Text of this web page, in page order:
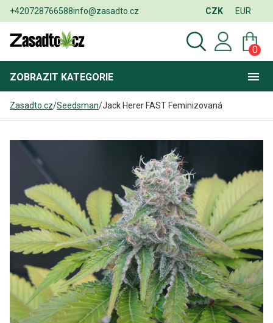
+420728766588info@zasadto.cz CZK EUR
0
ZOBRAZIT KATEGORIE
Zasadto.cz/Seedsman/Jack Herer FAST Feminizovaná